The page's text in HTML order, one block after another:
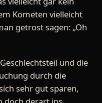
Kometen vielleicht
getrost sagen: „Oh
und die
durch die
sehr gut sparen,